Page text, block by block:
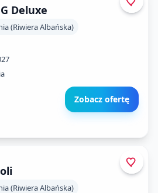
Deluxe
(Riwiera Albańska)
Zobacz ofertę
(Riwiera Albańska)